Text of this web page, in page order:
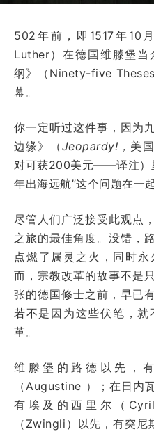
502年前，即1517年10
Luther）在德国维滕堡
纲》（Ninety-five
幕。
你一定听过这件事，因为
边缘》（Jeopardy!， 美
对可获200美元——译注）
年出海远航”这个问题在一起
尽管人们广泛接受此观点
之旅的最佳角度。没错，
点燃了属灵之火，同时
而，宗教改革的故事不是
张的德国修士之前，早已
若不是因为这些伏笔，
革。
维滕堡的路德以先，
（Augustine ）；在日内
有埃及的西里尔（
（Zwingli）以先，有突